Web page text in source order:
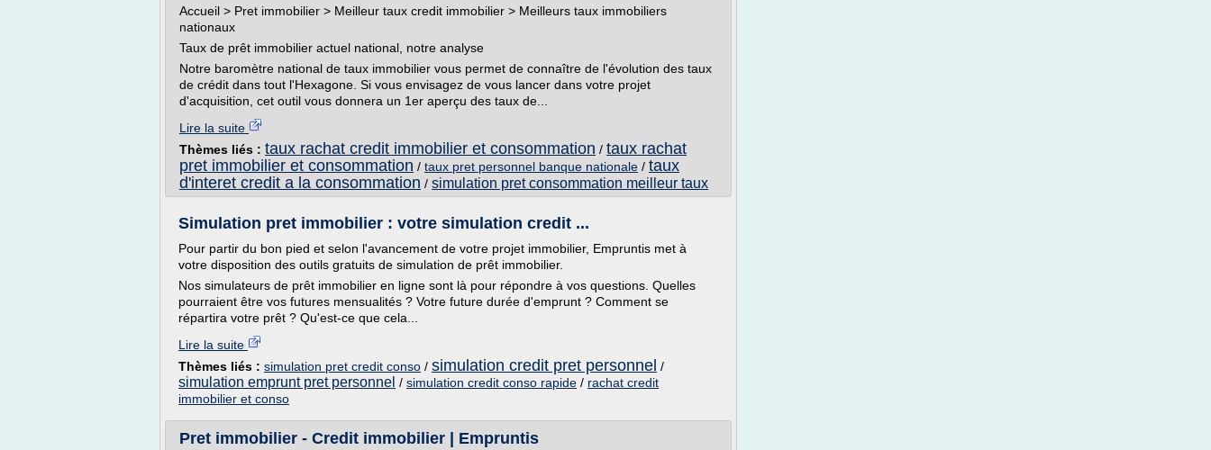
Accueil > Pret immobilier > Meilleur taux credit immobilier > Meilleurs taux immobiliers
nationaux
Taux de prêt immobilier actuel national, notre analyse
Notre baromètre national de taux immobilier vous permet de connaître de l'évolution des taux
de crédit dans tout l'Hexagone. Si vous envisagez de vous lancer dans votre projet
d'acquisition, cet outil vous donnera un 1er aperçu des taux de...
Lire la suite
Thèmes liés : taux rachat credit immobilier et consommation / taux rachat
pret immobilier et consommation / taux pret personnel banque nationale / taux
d'interet credit a la consommation / simulation pret consommation meilleur taux
Simulation pret immobilier : votre simulation credit ...
Pour partir du bon pied et selon l'avancement de votre projet immobilier, Empruntis met à
votre disposition des outils gratuits de simulation de prêt immobilier.
Nos simulateurs de prêt immobilier en ligne sont là pour répondre à vos questions. Quelles
pourraient être vos futures mensualités ? Votre future durée d'emprunt ? Comment se
répartira votre prêt ? Qu'est-ce que cela...
Lire la suite
Thèmes liés : simulation pret credit conso / simulation credit pret personnel /
simulation emprunt pret personnel / simulation credit conso rapide / rachat credit
immobilier et conso
Pret immobilier - Credit immobilier | Empruntis